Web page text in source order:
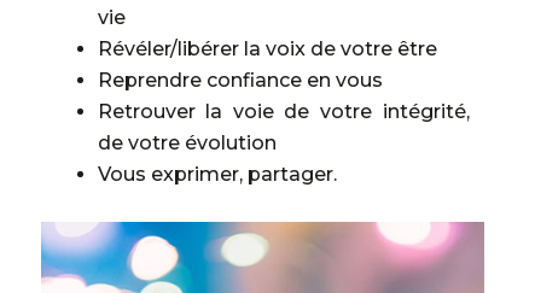
vie
Révéler/libérer la voix de votre être
Reprendre confiance en vous
Retrouver la voie de votre intégrité,
de votre évolution
Vous exprimer, partager.